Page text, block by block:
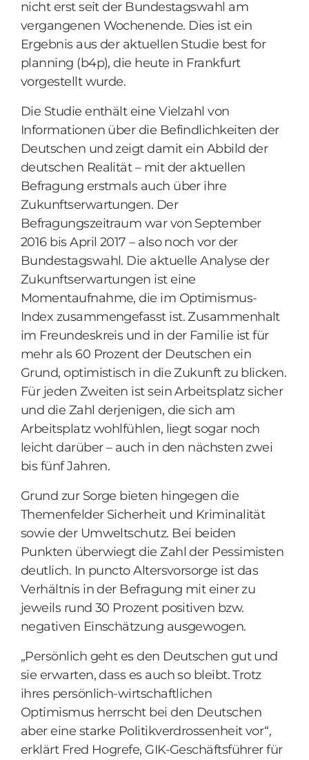
nicht erst seit der Bundestagswahl am
vergangenen Wochenende. Dies ist ein
Ergebnis aus der aktuellen Studie best for
planning (b4p), die heute in Frankfurt
vorgestellt wurde.
Die Studie enthält eine Vielzahl von
Informationen über die Befindlichkeiten der
Deutschen und zeigt damit ein Abbild der
deutschen Realität – mit der aktuellen
Befragung erstmals auch über ihre
Zukunftserwartungen. Der
Befragungszeitraum war von September
2016 bis April 2017 – also noch vor der
Bundestagswahl. Die aktuelle Analyse der
Zukunfts­erwartungen ist eine
Momentaufnahme, die im Optimismus-
Index zusammen­gefasst ist. Zusammenhalt
im Freundeskreis und in der Familie ist für
mehr als 60 Prozent der Deutschen ein
Grund, optimistisch in die Zukunft zu blicken.
Für jeden Zweiten ist sein Arbeitsplatz sicher
und die Zahl derjenigen, die sich am
Arbeitsplatz wohlfühlen, liegt sogar noch
leicht darüber – auch in den nächsten zwei
bis fünf Jahren.
Grund zur Sorge bieten hingegen die
Themenfelder Sicherheit und Kriminalität
sowie der Umweltschutz. Bei beiden
Punkten überwiegt die Zahl der Pessimisten
deutlich. In puncto Altersvorsorge ist das
Verhältnis in der Befragung mit einer zu
jeweils rund 30 Prozent positiven bzw.
negativen Einschätzung ausgewogen.
„Persönlich geht es den Deutschen gut und
sie erwarten, dass es auch so bleibt. Trotz
ihres persönlich-wirtschaftlichen
Optimismus herrscht bei den Deutschen
aber eine starke Politikverdrossenheit vor“,
erklärt Fred Hogrefe, GIK-Geschäftsführer für